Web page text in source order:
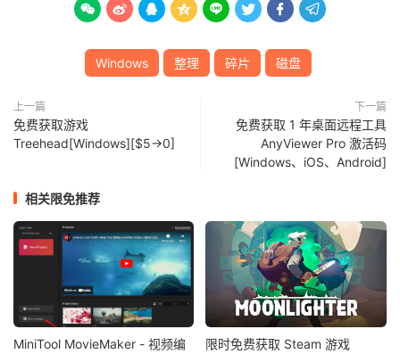
       
Windows 整理 碎片 磁盘
上一篇
免费获取游戏
Treehead[Windows][$5→0]
下一篇
免费获取 1 年桌面远程工具
AnyViewer Pro 激活码
[Windows、iOS、Android]
相关限免推荐
MiniTool MovieMaker - 视频编
限时免费获取 Steam 游戏